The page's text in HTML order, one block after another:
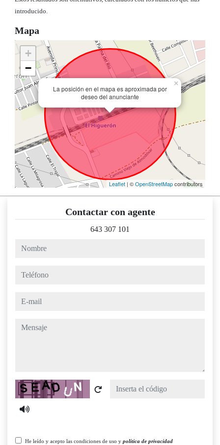
introducido.
Mapa
La posición en el mapa es aproximada por
deseo del anunciante
×
+
−
Leaflet | ©OpenStreetMapcontributors
Contactar con agente
643 307 101
nombre
teléfono
e-mail
mensaje
Captcha
He leído y acepto las condiciones de uso y política de privacidad